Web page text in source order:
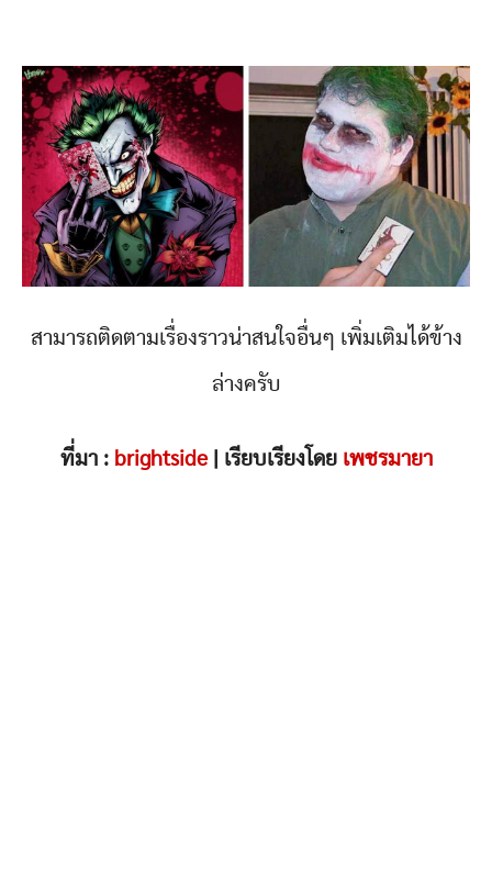
สามารถติดตามเรื่องราวน่าสนใจอื่นๆ เพิ่มเติมได้ข้าง
ล่างครับ
ที่มา : brightside| เรียบเรียงโดย เพชรมายา